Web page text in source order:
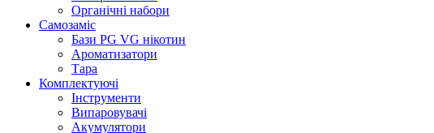
Органічні набори
Самозаміс
Бази PG VG нікотин
Ароматизатори
Тара
Комплектуючі
Інструменти
Випаровувачі
Акумулятори